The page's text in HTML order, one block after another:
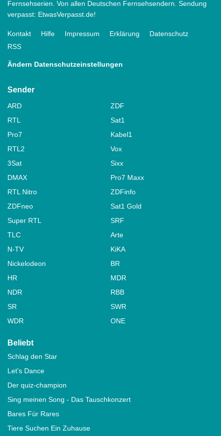
Fernsehserien. Von allen Deutschen Fernsehsendern. Sendung
verpasst: EtwasVerpasst.de!
Kontakt Hilfe Impressum Erklärung
Datenschutz
RSS
Ändern Datenschutzeinstellungen
Sender
ARD
ZDF
RTL
Sat1
Pro7
Kabel1
RTL2
Vox
3Sat
Sixx
DMAX
Pro7 Maxx
RTL Nitro
ZDFinfo
ZDFneo
Sat1 Gold
Super RTL
SRF
TLC
Arte
N-TV
KiKA
Nickelodeon
BR
HR
MDR
NDR
RBB
SR
SWR
WDR
ONE
Beliebt
Schlag den Star
Let's Dance
Der quiz-champion
Sing meinen Song - Das Tauschkonzert
Bares Für Rares
Tiere Suchen Ein Zuhause